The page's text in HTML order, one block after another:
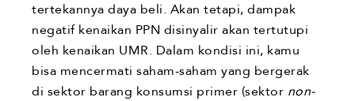
tertekannya daya beli. Akan tetapi, dampak
negatif kenaikan PPN disinyalir akan tertutupi
oleh kenaikan UMR. Dalam kondisi ini, kamu
bisa mencermati saham-saham yang bergerak
di sektor barang konsumsi primer (sektor non-